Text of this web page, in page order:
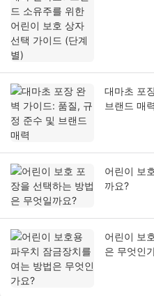
대마초 포
브랜드 매력
어린이 보
까요?
어린이 보
은 무엇인